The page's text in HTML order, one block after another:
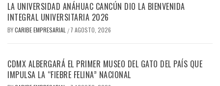
LA UNIVERSIDAD ANÁHUAC CANCÚN DIO LA BIENVENIDA
INTEGRAL UNIVERSITARIA 2026
BYCARIBE EMPRESARIAL / 7 AGOSTO, 2026
CDMX ALBERGARÁ EL PRIMER MUSEO DEL GATO DEL PAÍS QUE
IMPULSA LA “FIEBRE FELINA” NACIONAL